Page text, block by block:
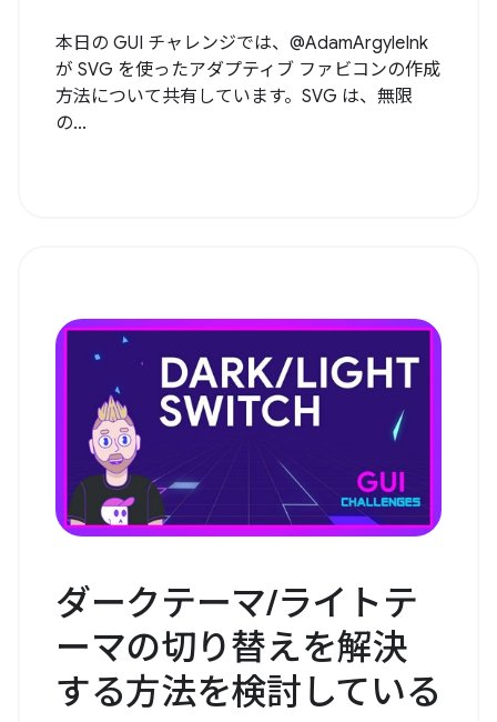
本日の GUI チャレンジでは、@AdamArgyleInk
が SVG を使ったアダプティブ ファビコンの作成
方法について共有しています。SVG は、無限
の...
ダークテーマ/ライトテ
ーマの切り替えを解決
する方法を検討している